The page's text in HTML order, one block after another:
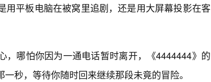
用平板电脑在被窝里追剧，还是用大屏幕投影在客
，哪怕你因为一通电话暂时离开，《4444444》的
秒，等待你随时回来继续那段未竟的冒险。